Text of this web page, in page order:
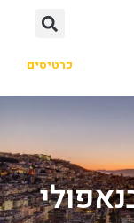
כרטיסים